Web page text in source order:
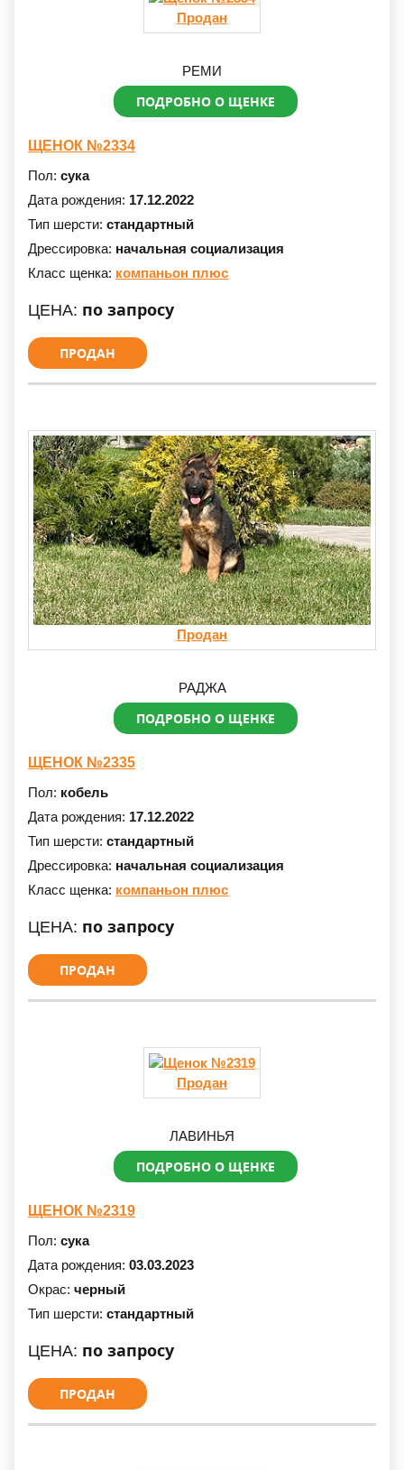
Продан
РЕМИ
ПОДРОБНО О ЩЕНКЕ
ЩЕНОК №2334
Пол: сука
Дата рождения: 17.12.2022
Тип шерсти: стандартный
Дрессировка: начальная социализация
Класс щенка: компаньон плюс
ЦЕНА: по запросу
ПРОДАН
Продан
РАДЖА
ПОДРОБНО О ЩЕНКЕ
ЩЕНОК №2335
Пол: кобель
Дата рождения: 17.12.2022
Тип шерсти: стандартный
Дрессировка: начальная социализация
Класс щенка: компаньон плюс
ЦЕНА: по запросу
ПРОДАН
Продан
ЛАВИНЬЯ
ПОДРОБНО О ЩЕНКЕ
ЩЕНОК №2319
Пол: сука
Дата рождения: 03.03.2023
Окрас: черный
Тип шерсти: стандартный
ЦЕНА: по запросу
ПРОДАН